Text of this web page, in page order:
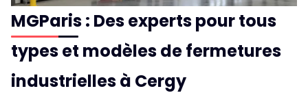
MGParis : Des experts pour tous
types et modèles de fermetures
industrielles à Cergy